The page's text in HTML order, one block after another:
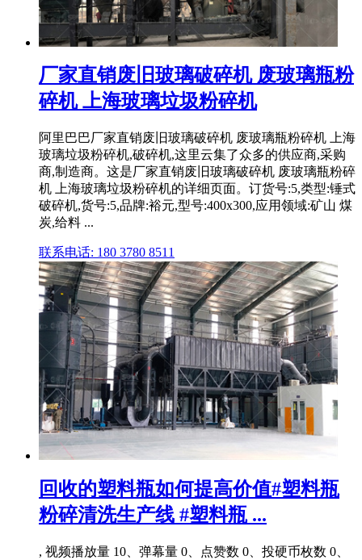
厂家直销废旧玻璃破碎机 废玻璃瓶粉
碎机 上海玻璃垃圾粉碎机
阿里巴巴厂家直销废旧玻璃破碎机 废玻璃瓶粉碎机 上海
玻璃垃圾粉碎机,破碎机,这里云集了众多的供应商,采购
商,制造商。这是厂家直销废旧玻璃破碎机 废玻璃瓶粉碎
机 上海玻璃垃圾粉碎机的详细页面。订货号:5,类型:锤式
破碎机,货号:5,品牌:裕元,型号:400x300,应用领域:矿山 煤
炭,给料 ...
联系电话: 180 3780 8511
回收的塑料瓶如何提高价值#塑料瓶
粉碎清洗生产线 #塑料瓶 ...
, 视频播放量 10、弹幕量 0、点赞数 0、投硬币枚数 0、